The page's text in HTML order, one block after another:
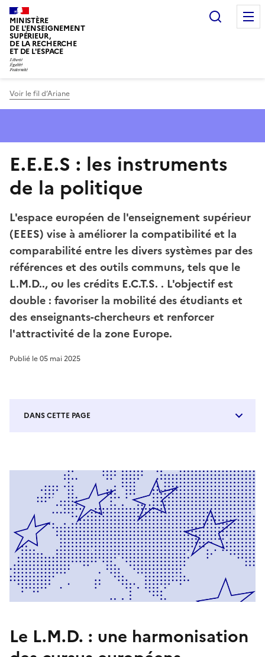
MINISTÈRE
DE L'ENSEIGNEMENT
SUPÉRIEUR,
DE LA RECHERCHE
ET DE L'ESPACE
Voir le fil d’Ariane
E.E.E.S : les instruments
de la politique
L'espace européen de l'enseignement supérieur
(EEES) vise à améliorer la compatibilité et la
comparabilité entre les divers systèmes par des
références et des outils communs, tels que le
L.M.D.., ou les crédits E.C.T.S. . L'objectif est
double : favoriser la mobilité des étudiants et
des enseignants-chercheurs et renforcer
l'attractivité de la zone Europe.
Publié le05 mai 2025
DANS CETTE PAGE
Le L.M.D. : une harmonisation
Panneau de gestion des cookies